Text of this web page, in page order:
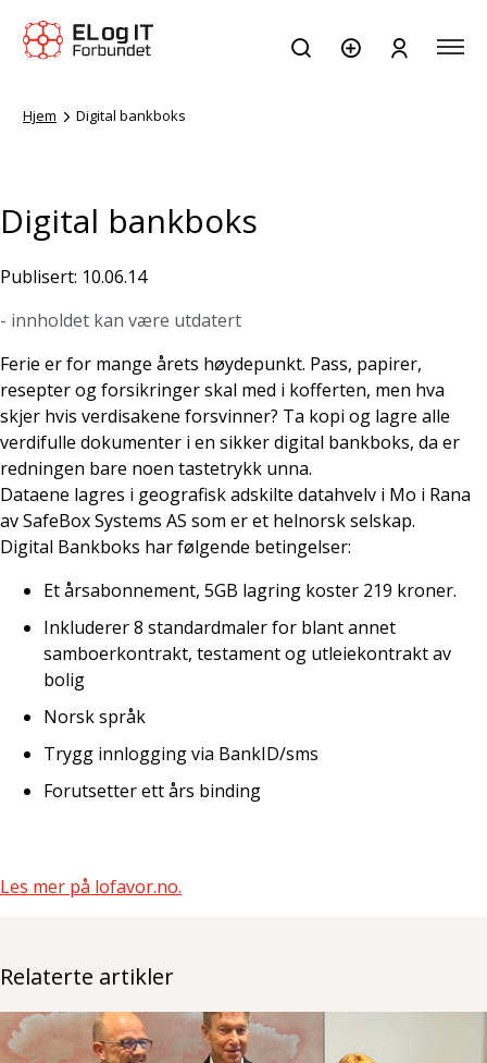
Hjem Digital bankboks
Digital bankboks
Publisert: 10.06.14
- innholdet kan være utdatert
Ferie er for mange årets høydepunkt. Pass, papirer,
resepter og forsikringer skal med i kofferten, men hva
skjer hvis verdisakene forsvinner? Ta kopi og lagre alle
verdifulle dokumenter i en sikker digital bankboks, da er
redningen bare noen tastetrykk unna.
Dataene lagres i geografisk adskilte datahvelv i Mo i Rana
av SafeBox Systems AS som er et helnorsk selskap.
Digital Bankboks har følgende betingelser:
Et årsabonnement, 5GB lagring koster 219 kroner.
Inkluderer 8 standardmaler for blant annet
samboerkontrakt, testament og utleiekontrakt av
bolig
Norsk språk
Trygg innlogging via BankID/sms
Forutsetter ett års binding
Les mer på lofavor.no.
Relaterte artikler